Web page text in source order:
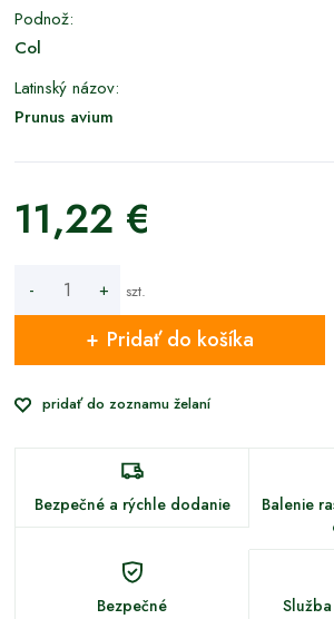
Podnož:
Col
Latinský názov:
Prunus avium
11,22 €
- + szt.
Pridať do košíka
pridať do zoznamu želaní
Bezpečné a rýchle dodanie
Balenie
Bezpečné